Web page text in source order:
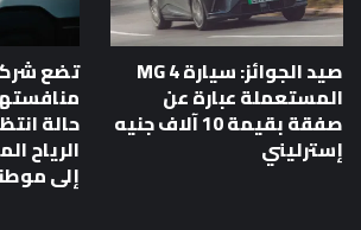
صيد الجوائز: سيارة MG 4
المستعملة عبارة عن
صفقة بقيمة 10 آلاف جنيه
إسترليني
حالة
الرياح
إلى